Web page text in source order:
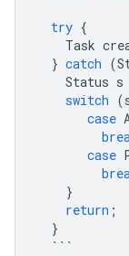
try {
Task
} catch (
Status s
switch (
case
case
}
return ;
}
```